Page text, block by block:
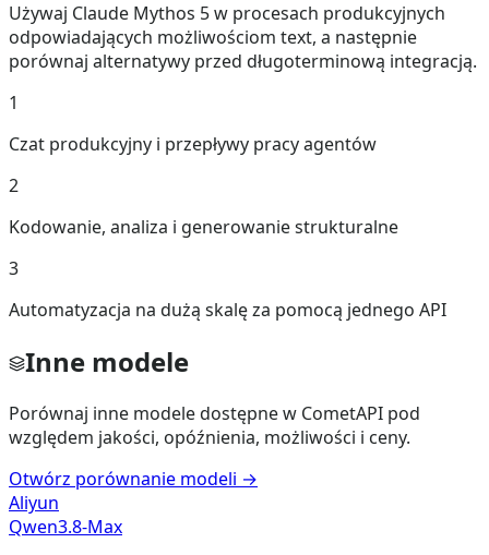
Używaj Claude Mythos 5 w procesach produkcyjnych
odpowiadających możliwościom text, a następnie
porównaj alternatywy przed długoterminową integracją.
1
Czat produkcyjny i przepływy pracy agentów
2
Kodowanie, analiza i generowanie strukturalne
3
Automatyzacja na dużą skalę za pomocą jednego API
Inne modele
Porównaj inne modele dostępne w CometAPI pod
względem jakości, opóźnienia, możliwości i ceny.
Otwórz porównanie modeli →
Aliyun
Qwen3.8-Max